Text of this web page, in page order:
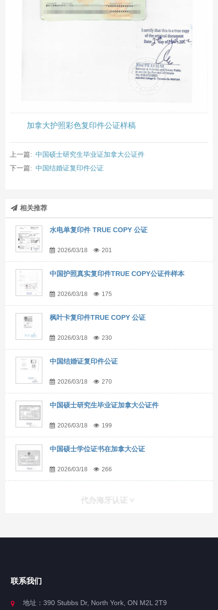
加拿大护照彩色复印件公证样稿
上一篇: 中国硕士研究生毕业证加拿大公证件
下一篇: 中国结婚证复印件公证
相关推荐
水电单复印件 TRUE COPY 公证
2026/03/18 201
中国护照真实复印件TRUE COPY公证件样本
2026/03/18 175
枫叶卡复印件TRUE COPY 公证
2026/03/18 230
中国结婚证复印件公证
2026/03/18 270
中国硕士研究生毕业证加拿大公证件
2026/03/18 199
中国硕士学位证书在加拿大公证
2026/03/18 266
代办海牙认证
联系我们
地址：390 Stubbs Dr, North York, ON M2L 2T9